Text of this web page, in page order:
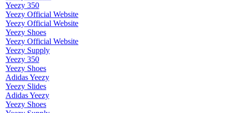
Yeezy 350
Yeezy Official Website
Yeezy Official Website
Yeezy Shoes
Yeezy Official Website
Yeezy Supply
Yeezy 350
Yeezy Shoes
Adidas Yeezy
Yeezy Slides
Adidas Yeezy
Yeezy Shoes